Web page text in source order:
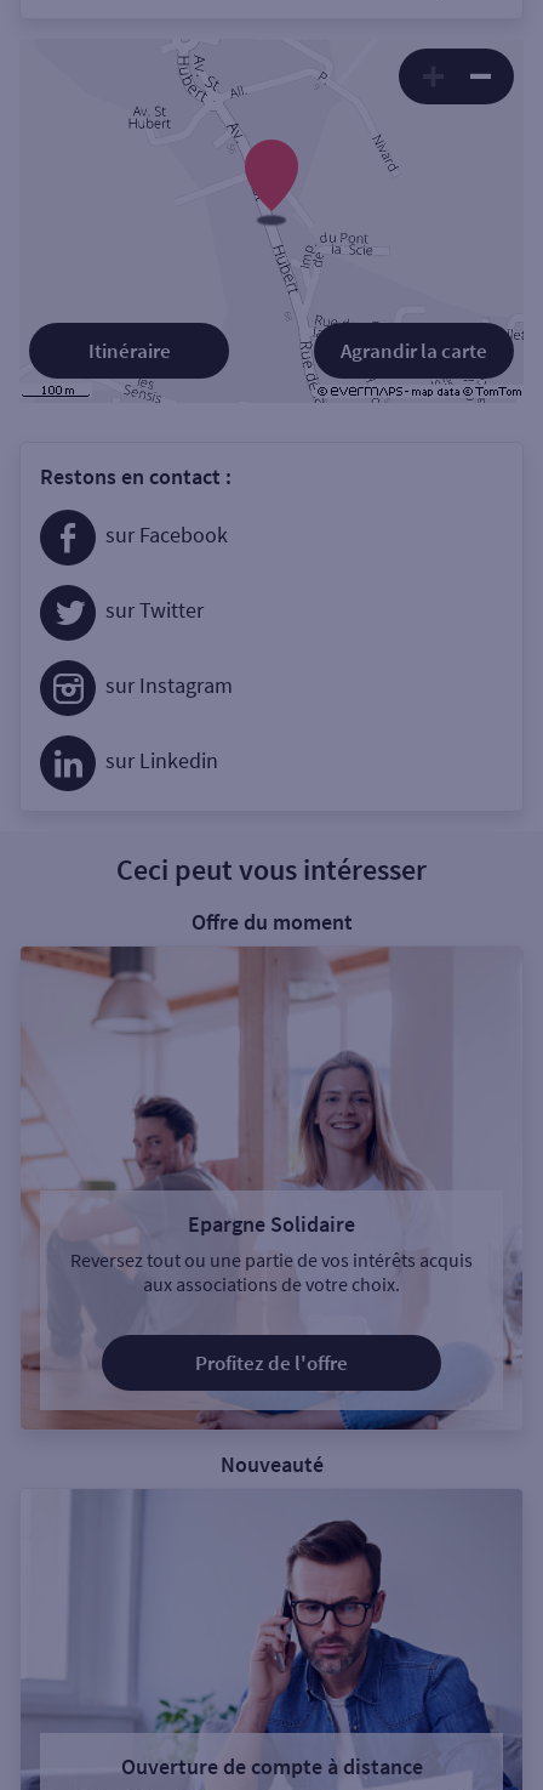
Agrandir la carte
Itinéraire
Restons en contact :
sur Facebook
sur Twitter
sur Instagram
sur Linkedin
Ceci peut vous intéresser
Offre du moment
Epargne Solidaire
Reversez tout ou une partie de vos intérêts acquis
aux associations de votre choix.
Profitez de l'offre
Nouveauté
Ouverture de compte à distance